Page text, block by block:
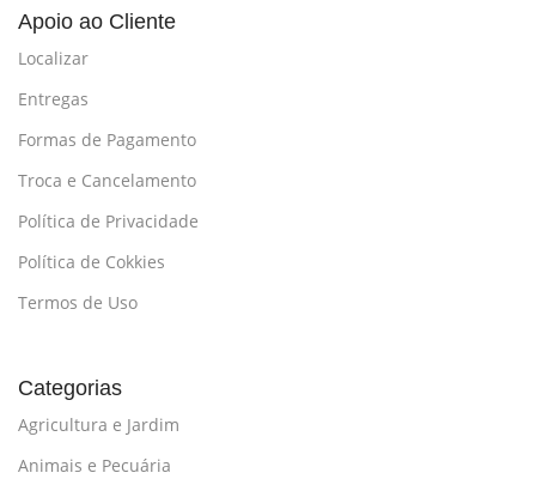
Apoio ao Cliente
Localizar
Entregas
Formas de Pagamento
Troca e Cancelamento
Política de Privacidade
Política de Cokkies
Termos de Uso
Categorias
Agricultura e Jardim
Animais e Pecuária